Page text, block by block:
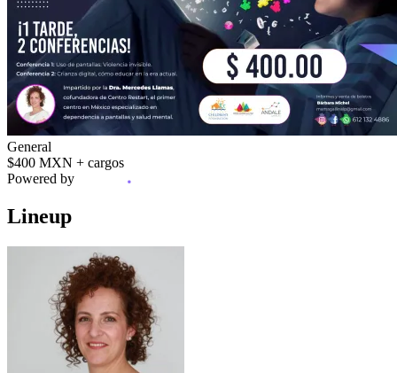
General
$400 MXN + cargos
Powered by
Lineup